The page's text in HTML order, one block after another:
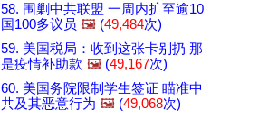
58. 围剿中共联盟 一周内扩至逾10
国100多议员 🖼️ (49,484次)
59. 美国税局：收到这张卡别扔 那
是疫情补助款 🖼️ (49,167次)
60. 美国务院限制学生签证 瞄准中
共及其恶意行为 🖼️ (49,068次)